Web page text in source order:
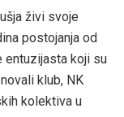
živi svoje
postojanja od
entuzijasta koji su
klub, NK
kolektiva u